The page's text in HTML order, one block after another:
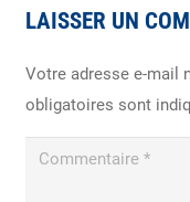
LAISSER UN
Votre adresse e-mail
obligatoires sont